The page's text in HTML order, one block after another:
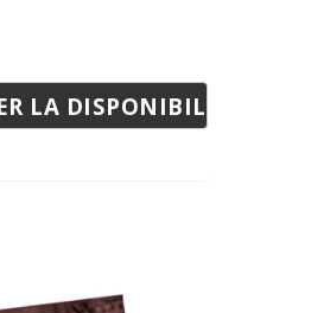
LA DISPONIBILITÉ: +55